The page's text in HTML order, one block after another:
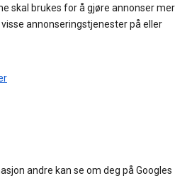
skal brukes for å gjøre annonser mer
annonseringstjenester på eller
andre kan se om deg på Googles